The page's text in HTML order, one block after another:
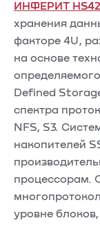
Документы
ИНФЕРИТ
хранения
факторе 4U,
на основе
Defined
спектра
NFS, S3.
накопителей
процессорам.
уровне